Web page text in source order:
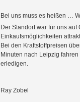
Bei uns muss es heißen …
Der Standort war für uns
Einkaufsmöglichkeiten
Bei den Kraftstoffpreisen
Minuten nach Leipzig
erledigen.
Ray Zobel